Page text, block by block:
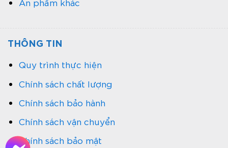
Dễ tuỳ chỉnh
Một trong những ưu điểm lớn của
cầu. Doanh nghiệp có thể yêu cầu
Kraftvới kích thước, màu sắc, kiểu dáng (có
THÔNG TIN
Quy trình thực hiện
Chính sách chất lượng
Chính sách bảo hành
Chính sách vận chuyển
Chính sách bảo mật